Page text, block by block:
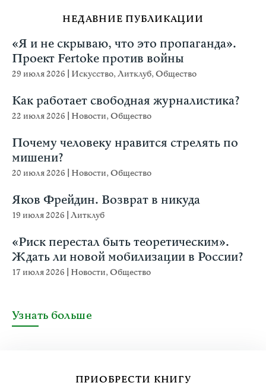
НЕДАВНИЕ ПУБЛИКАЦИИ
«Я и не скрываю, что это пропаганда».
Проект Fertoke против войны
29 июля 2026 Искусство,Литклуб,Общество
Как работает свободная журналистика?
22 июля 2026 Новости,Общество
Почему человеку нравится стрелять по
мишени?
20 июля 2026 Новости,Общество
Яков Фрейдин. Возврат в никуда
19 июля 2026 Литклуб
«Риск перестал быть теоретическим».
Ждать ли новой мобилизации в России?
17 июля 2026 Новости,Общество
Узнать больше
ПРИОБРЕСТИ КНИГУ